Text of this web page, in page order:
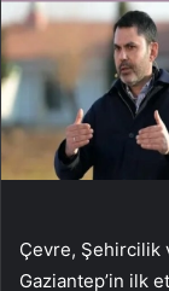
Çevre, Şehircilik
Gaziantep’in ilk